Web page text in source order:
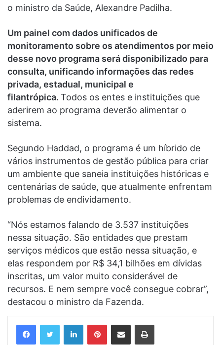
o ministro da Saúde, Alexandre Padilha.
Um painel com dados unificados de
monitoramento sobre os atendimentos por meio
desse novo programa será disponibilizado para
consulta, unificando informações das redes
privada, estadual, municipal e
filantrópica. Todos os entes e instituições que
aderirem ao programa deverão alimentar o
sistema.
Segundo Haddad, o programa é um híbrido de
vários instrumentos de gestão pública para criar
um ambiente que saneia instituições históricas e
centenárias de saúde, que atualmente enfrentam
problemas de endividamento.
“Nós estamos falando de 3.537 instituições
nessa situação. São entidades que prestam
serviços médicos que estão nessa situação, e
elas respondem por R$ 34,1 bilhões em dívidas
inscritas, um valor muito considerável de
recursos. E nem sempre você consegue cobrar”,
destacou o ministro da Fazenda.
LinkedinPinterestCompartilhar via e-mail Imprimir